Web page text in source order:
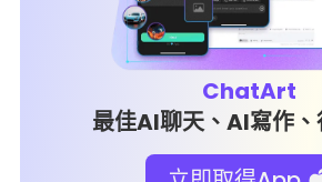
ChatArt
最佳AI聊天、AI寫作